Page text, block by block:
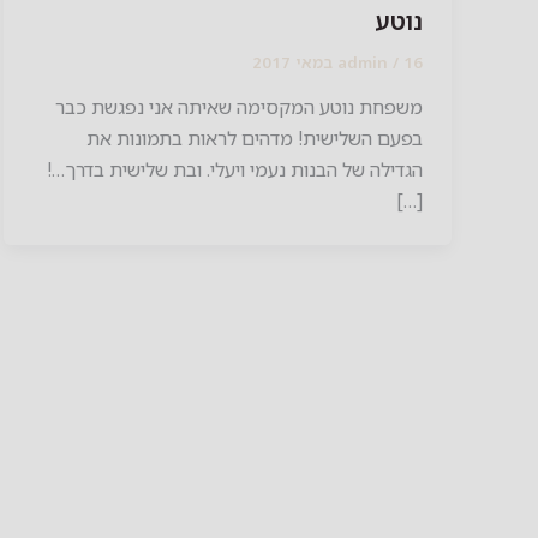
נוטע
admin / 16 במאי 2017
משפחת נוטע המקסימה שאיתה אני נפגשת כבר
בפעם השלישית! מדהים לראות בתמונות את
הגדילה של הבנות נעמי ויעלי. ובת שלישית בדרך…!
[…]